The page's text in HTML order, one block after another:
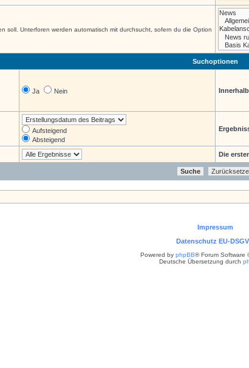
soll. Unterforen werden automatisch mit durchsucht, sofern du die Option
Suchoptionen
Ja Nein
Aufsteigend
Absteigend
Die
Impressum
Datenschutz EU-
Powered by phpBB® Forum Software
Deutsche Übersetzung durch